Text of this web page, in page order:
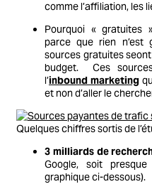
comme l’affiliation, les
Pourquoi « gratuites
parce que rien n’est
sources gratuites
budget. Ces
l’inbound marketing
et non d’aller le
Quelques chiffres sortis de
3 milliards de
Google, soit
graphique ci-dessous).